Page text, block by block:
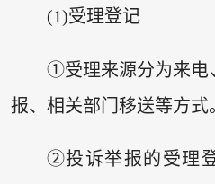
(1)受理登记
①受理来源分为来电
报、相关部门移送等方式
②投诉举报的受理